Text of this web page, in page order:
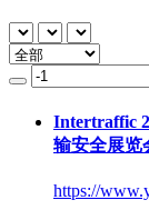
Intertraffic
输安全展览
https://